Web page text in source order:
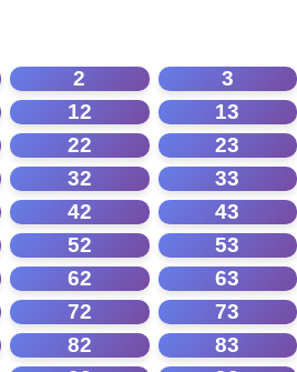
2 3
12 13
22 23
32 33
42 43
52 53
62 63
72 73
82 83